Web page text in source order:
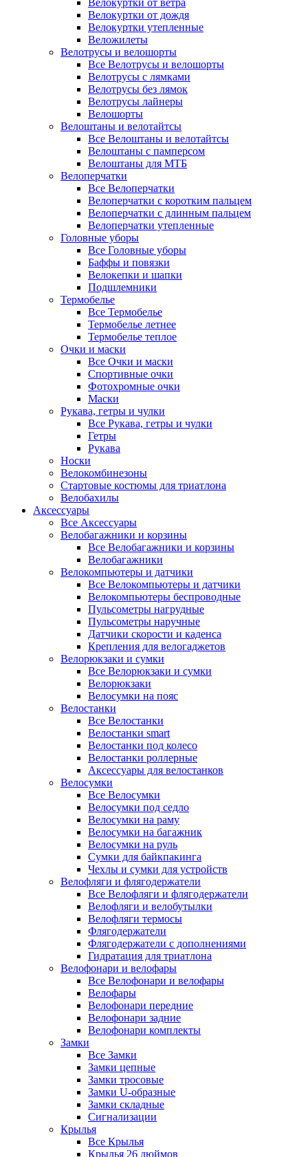
Велокуртки от ветра
Велокуртки от дождя
Велокуртки утепленные
Веложилеты
Велотрусы и велошорты
Все Велотрусы и велошорты
Велотрусы с лямками
Велотрусы без лямок
Велотрусы лайнеры
Велошорты
Велоштаны и велотайтсы
Все Велоштаны и велотайтсы
Велоштаны с памперсом
Велоштаны для МТБ
Велоперчатки
Все Велоперчатки
Велоперчатки с коротким пальцем
Велоперчатки с длинным пальцем
Велоперчатки утепленные
Головные уборы
Все Головные уборы
Баффы и повязки
Велокепки и шапки
Подшлемники
Термобелье
Все Термобелье
Термобелье летнее
Термобелье теплое
Очки и маски
Все Очки и маски
Спортивные очки
Фотохромные очки
Маски
Рукава, гетры и чулки
Все Рукава, гетры и чулки
Гетры
Рукава
Носки
Велокомбинезоны
Стартовые костюмы для триатлона
Велобахилы
Аксессуары
Все Аксессуары
Велобагажники и корзины
Все Велобагажники и корзины
Велобагажники
Велокомпьютеры и датчики
Все Велокомпьютеры и датчики
Велокомпьютеры беспроводные
Пульсометры нагрудные
Пульсометры наручные
Датчики скорости и каденса
Крепления для велогаджетов
Велорюкзаки и сумки
Все Велорюкзаки и сумки
Велорюкзаки
Велосумки на пояс
Велостанки
Все Велостанки
Велостанки smart
Велостанки под колесо
Велостанки роллерные
Аксессуары для велостанков
Велосумки
Все Велосумки
Велосумки под седло
Велосумки на раму
Велосумки на багажник
Велосумки на руль
Сумки для байкпакинга
Чехлы и сумки для устройств
Велофляги и флягодержатели
Все Велофляги и флягодержатели
Велофляги и велобутылки
Велофляги термосы
Флягодержатели
Флягодержатели с дополнениями
Гидратация для триатлона
Велофонари и велофары
Все Велофонари и велофары
Велофары
Велофонари передние
Велофонари задние
Велофонари комплекты
Замки
Все Замки
Замки цепные
Замки тросовые
Замки U-образные
Замки складные
Сигнализации
Крылья
Все Крылья
Крылья 26 дюймов